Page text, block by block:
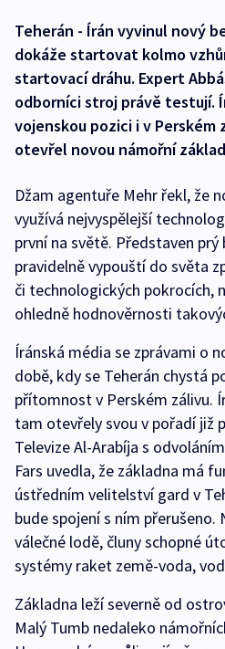
Teherán - Írán vyvinul nový
dokáže startovat kolmo
startovací dráhu. Expert
odborníci stroj právě testují.
vojenskou pozici i v Perském
otevřel novou námořní
Džam agentuře Mehr řekl, že
využívá nejvyspělejší
první na světě. Představen
pravidelně vypouští do světa
či technologických pokrocích,
ohledně hodnověrnosti
Íránská média se zprávami o
době, kdy se Teherán chystá
přítomnost v Perském zálivu.
tam otevřely svou v pořadí již
Televize Al-Arabíja s
Fars uvedla, že základna má
ústředním velitelství gard v
bude spojení s ním přerušeno.
válečné lodě, čluny schopné
systémy raket země-voda,
Základna leží severně od
Malý Tumb nedaleko